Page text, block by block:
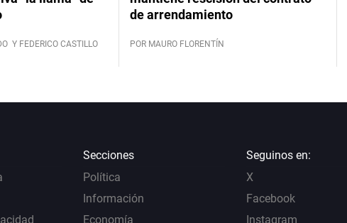
Y FEDERICO CASTILLO
de arrendamiento
POR MAURO FLORENTÍN
Secciones
Política
Información
Economía
Seguinos en:
X
Facebook
Instagram